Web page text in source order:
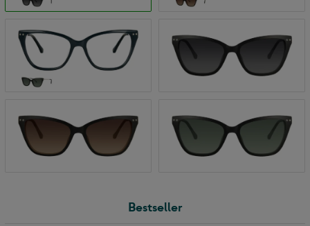
Bestseller